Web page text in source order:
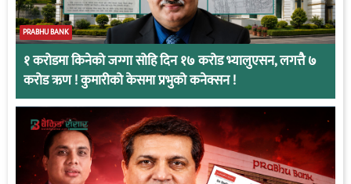
PRABHU BANK
१ करोडमा किनेको जग्गा सोहि दिन १७ करोड भ्यालुएसन, लगत्तै ७
करोड ऋण ! कुमारीको केसमा प्रभुको कनेक्सन !